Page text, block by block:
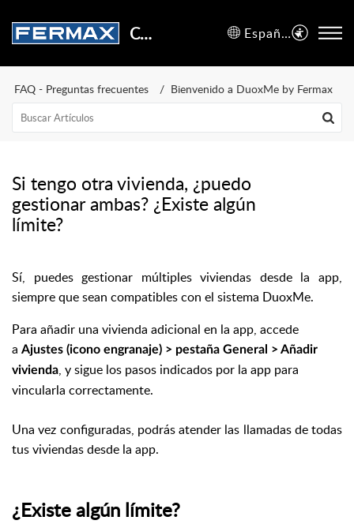
Centro de Soporte Español (España)
FAQ - Preguntas frecuentes Bienvenido a DuoxMe by Fermax
Si tengo otra vivienda, ¿puedo
gestionar ambas? ¿Existe algún
límite?
Sí, puedes gestionar múltiples viviendas desde la app,
siempre que sean compatibles con el sistema DuoxMe.
Para añadir una vivienda adicional en la app, accede
a Ajustes (icono engranaje) > pestaña General > Añadir
vivienda, y sigue los pasos indicados por la app para
vincularla correctamente.
Una vez configuradas, podrás atender las llamadas de todas
tus viviendas desde la app.
¿Existe algún límite?